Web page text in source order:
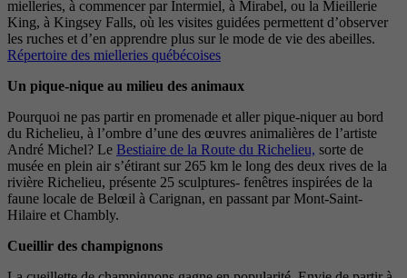
mielleries, à commencer par Intermiel, à Mirabel, ou la Mieillerie
King, à Kingsey Falls, où les visites guidées permettent d’observer
les ruches et d’en apprendre plus sur le mode de vie des abeilles.
Répertoire des mielleries québécoises
Un pique-nique au milieu des animaux
Pourquoi ne pas partir en promenade et aller pique-niquer au bord
du Richelieu, à l’ombre d’une des œuvres animalières de l’artiste
André Michel? Le Bestiaire de la Route du Richelieu, sorte de
musée en plein air s’étirant sur 265 km le long des deux rives de la
rivière Richelieu, présente 25 sculptures- fenêtres inspirées de la
faune locale de Belœil à Carignan, en passant par Mont-Saint-
Hilaire et Chambly.
Cueillir des champignons